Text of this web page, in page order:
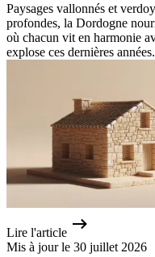
Paysages vallonnés et
profondes, la Dordogne
où chacun vit en harmonie
explose ces dernières années.
Lire l'article
Mis à jour le 30 juillet 2026